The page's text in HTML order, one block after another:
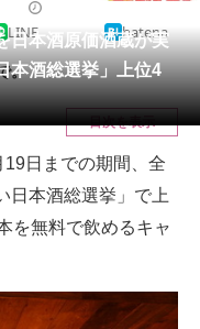
日本酒原価酒蔵が実
酒総選挙」上位4
LINE hatena
。
目次を表示
日までの期間、全
日本酒総選挙」で上
を無料で飲めるキャ